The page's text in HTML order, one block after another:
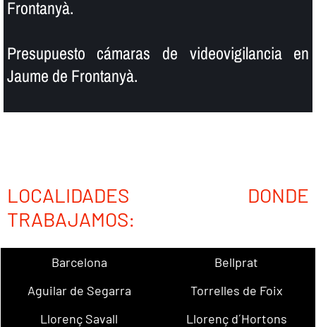
Frontanyà.
Presupuesto cámaras de videovigilancia en
Jaume de Frontanyà.
LOCALIDADES DONDE
TRABAJAMOS:
Barcelona
Bellprat
Aguilar de Segarra
Torrelles de Foix
Llorenç Savall
Llorenç d´Hortons